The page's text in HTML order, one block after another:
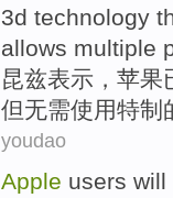
3d technology
allows multiple
昆兹表示， 苹果
但无需使用特制
youdao
Apple users will